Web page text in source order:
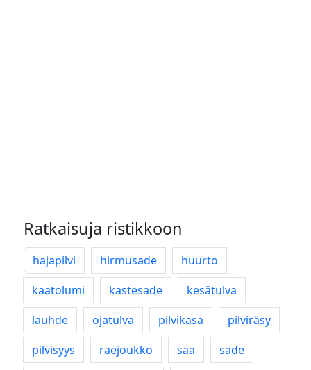
Ratkaisuja ristikkoon
hajapilvi hirmusade
huurto
kaatolumi
kastesade
kesätulva
lauhde
ojatulva pilvikasa
pilviräsy
pilvisyys
raejoukko sää
säde